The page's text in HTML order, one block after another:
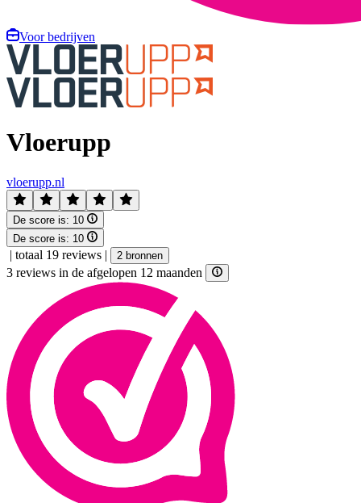
Voor bedrijven
Vloerupp
vloerupp.nl
De score is: 10
De score is: 10
| totaal 19 reviews | 2 bronnen
3 reviews in de afgelopen 12 maanden